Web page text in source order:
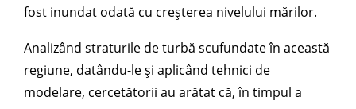
fost inundat odată cu creșterea nivelului mărilor.
Analizând straturile de turbă scufundate în această
regiune, datându-le și aplicând tehnici de
modelare, cercetătorii au arătat că, în timpul a